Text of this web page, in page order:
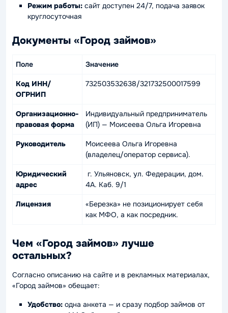
Режим работы: сайт доступен 24/7, подача заявок
круглосуточная
Документы «Город займов»
Поле Значение
Код ИНН/
ОГРНИП
732503532638/321732500017599
Организационно-
правовая форма
Индивидуальный предприниматель
(ИП) — Моисеева Ольга Игоревна
Руководитель
Моисеева Ольга Игоревна
(владелец/оператор сервиса).
Юридический
адрес
г. Ульяновск, ул. Федерации, дом.
4А. Каб. 9/1
Лицензия
«Березка» не позиционирует себя
как МФО, а как посредник.
Чем «Город займов» лучше
остальных?
Согласно описанию на сайте и в рекламных материалах,
«Город займов» обещает:
Удобство: одна анкета — и сразу подбор займов от